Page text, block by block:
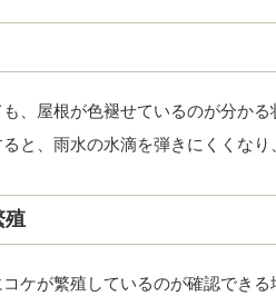
、屋根が色褪せているのが分か
と、雨水の水滴を弾きにくくな
殖
ケが繁殖しているのが確認でき